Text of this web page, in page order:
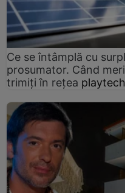
Ce se întâmplă cu
prosumator. Când
trimiți în rețea